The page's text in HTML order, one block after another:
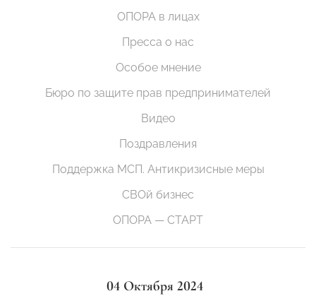
ОПОРА в лицах
Пресса о нас
Особое мнение
Бюро по защите прав предпринимателей
Видео
Поздравления
Поддержка МСП. Антикризисные меры
СВОй бизнес
ОПОРА — СТАРТ
04 Октября 2024